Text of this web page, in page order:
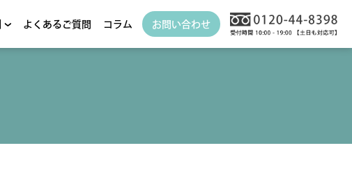
よくあるご質問 コラム お問い合わせ